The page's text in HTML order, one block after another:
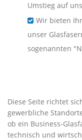
Umstieg auf
Wir bieten
unser
sogenannten
Diese Seite richtet
gewerbliche
ob ein Business-
technisch und